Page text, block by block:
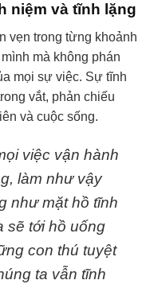
niệm và tĩnh lặng
vẹn trong từng khoảnh
mà không phán
mọi sự việc. Sự tĩnh
vắt, phản chiếu
và cuộc sống.
việc vận hành
làm như vậy
như mặt hồ tĩnh
sẽ tới hồ uống
con thú tuyệt
ta vẫn tĩnh